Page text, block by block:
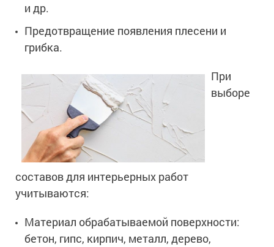
и др.
Предотвращение появления плесени и
грибка.
При
выборе
составов для интерьерных работ
учитываются:
Материал обрабатываемой поверхности:
бетон, гипс, кирпич, металл, дерево,